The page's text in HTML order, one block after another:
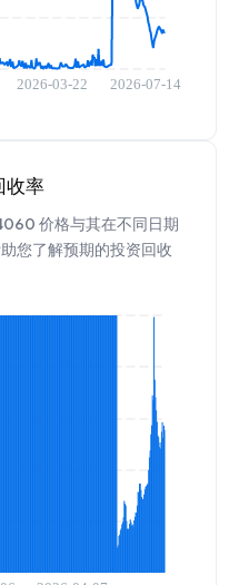
收率
价格与其在不同日期
您了解预期的投资回收